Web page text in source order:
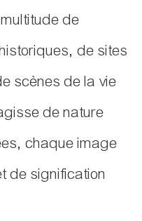
de
de sites
scènes de la vie
de nature
chaque image
de signification